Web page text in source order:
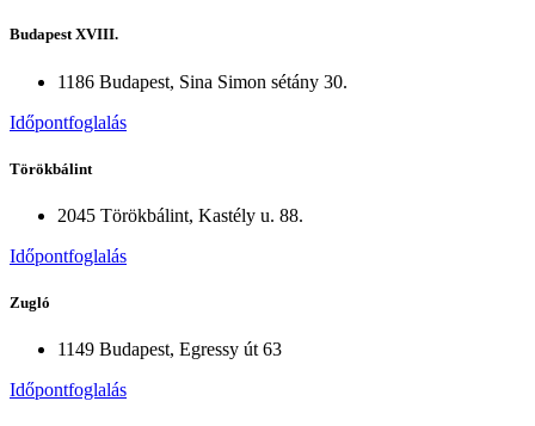
Budapest XVIII.
1186 Budapest, Sina Simon sétány 30.
Időpontfoglalás
Törökbálint
2045 Törökbálint, Kastély u. 88.
Időpontfoglalás
Zugló
1149 Budapest, Egressy út 63
Időpontfoglalás